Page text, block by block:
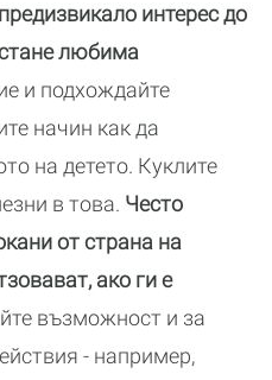
интерес до
любима
и подхождайте
начин как да
на детето. Куклите
в това. Често
от страна на
ако ги е
възможност и за
- например,